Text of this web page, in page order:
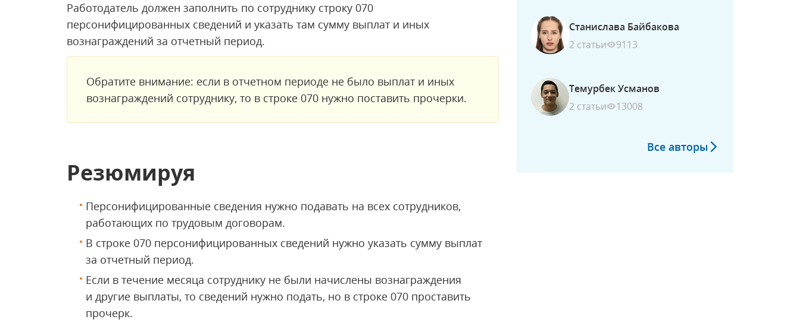
Работодатель должен заполнить по сотруднику строку 070
персонифицированных сведений и указать там сумму выплат и иных
вознаграждений за отчетный период.
Обратите внимание: если в отчетном периоде не было выплат и иных
вознаграждений сотруднику, то в строке 070 нужно поставить прочерки.
Резюмируя
Персонифицированные сведения нужно подавать на всех сотрудников,
работающих по трудовым договорам.
В строке 070 персонифицированных сведений нужно указать сумму выплат
за отчетный период.
Если в течение месяца сотруднику не были начислены вознаграждения
и другие выплаты, то сведений нужно подать, но в строке 070 проставить
прочерк.
Станислава Байбакова
2 статьи
9113
Темурбек Усманов
2 статьи
13008
Все авторы